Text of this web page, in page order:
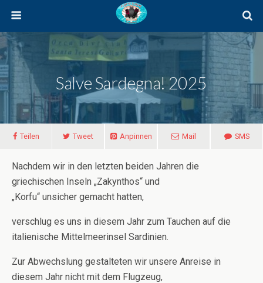
Salve Sardegna! 2025
Teilen Tweet Anpinnen Mail SMS
Nachdem wir in den letzten beiden Jahren die
griechischen Inseln „Zakynthos“ und
„Korfu“ unsicher gemacht hatten,
verschlug es uns in diesem Jahr zum Tauchen auf die
italienische Mittelmeerinsel Sardinien.
Zur Abwechslung gestalteten wir unsere Anreise in
diesem Jahr nicht mit dem Flugzeug,